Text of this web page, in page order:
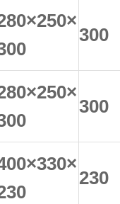
×250×
300
×250×
300
×330×
230